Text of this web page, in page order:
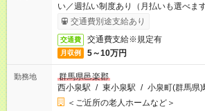
い／週払い制度あり（月払いも選べま
完了次第のお支払いとなります。
交通費別途支給あり
交通費 交通費支給※規定有
月収例 5～10万円
勤務地
群馬県邑楽郡
西小泉駅 / 東小泉駅 / 小泉町(群馬県)
＜ご近所の老人ホームなど＞